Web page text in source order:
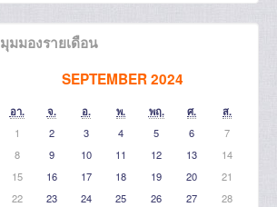
มุมมองรายเดือน
SEPTEMBER 2024
อา. จ. อ. พ. พฤ. ศ.
ส.
1
2 3 4 5 6
7
8
9 10 11 12 13
14
15
16 17 18 19 20
21
22
23 24 25 26 27
28